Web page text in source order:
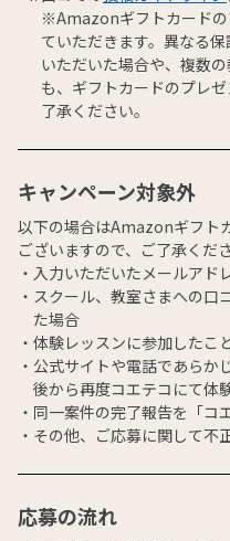
※Amazonギフトカードの
ていただきます。異なる
いただいた場合や、複数
も、ギフトカードのプレ
了承ください。
キャンペーン対象外
以下の場合はAmazonギフト
ございますので、ご了承くださ
入力いただいたメールアド
スクール、教室さまへの口
た場合
体験レッスンに参加したこ
公式サイトや電話であらか
後から再度コエテコにて体
同一案件の完了報告を「コ
その他、ご応募に関して不
応募の流れ